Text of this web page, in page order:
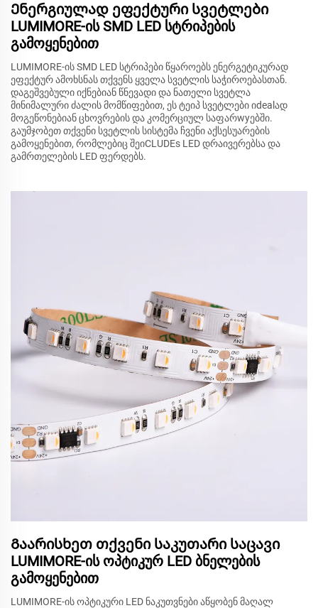
Ენერგიულად ეფექტური სვეტლები
LUMIMORE-ის SMD LED სტრიპების
გამოყენებით
LUMIMORE-ის SMD LED სტრიპები წყაროებს ენერგეტიკურად
ეფექტურ ამოხსნას თქვენს ყველა სვეტლის საჭიროებასთან.
დაგეშვებული იქნებიან წნევადი და ნათელი სვეტლა
მინიმალური ძალის მომწიფებით, ეს ტეიპ სვეტლები იdealად
მოგეწონებიან ცხოვრების და კომერციულ საფარwyებში.
გაუმჯობეთ თქვენი სვეტლის სისტემა ჩვენი აქსესუარების
გამოყენებით, რომლებიც შეიCLUDEs LED დრაივერებსა და
გამრთელების LED ფერდებს.
Გაარისხეთ თქვენი საკუთარი საცავი
LUMIMORE-ის ოპტიკურ LED ბნელების
გამოყენებით
LUMIMORE-ის ოპტიკური LED ნაკუთვნები აწყობენ მაღალ